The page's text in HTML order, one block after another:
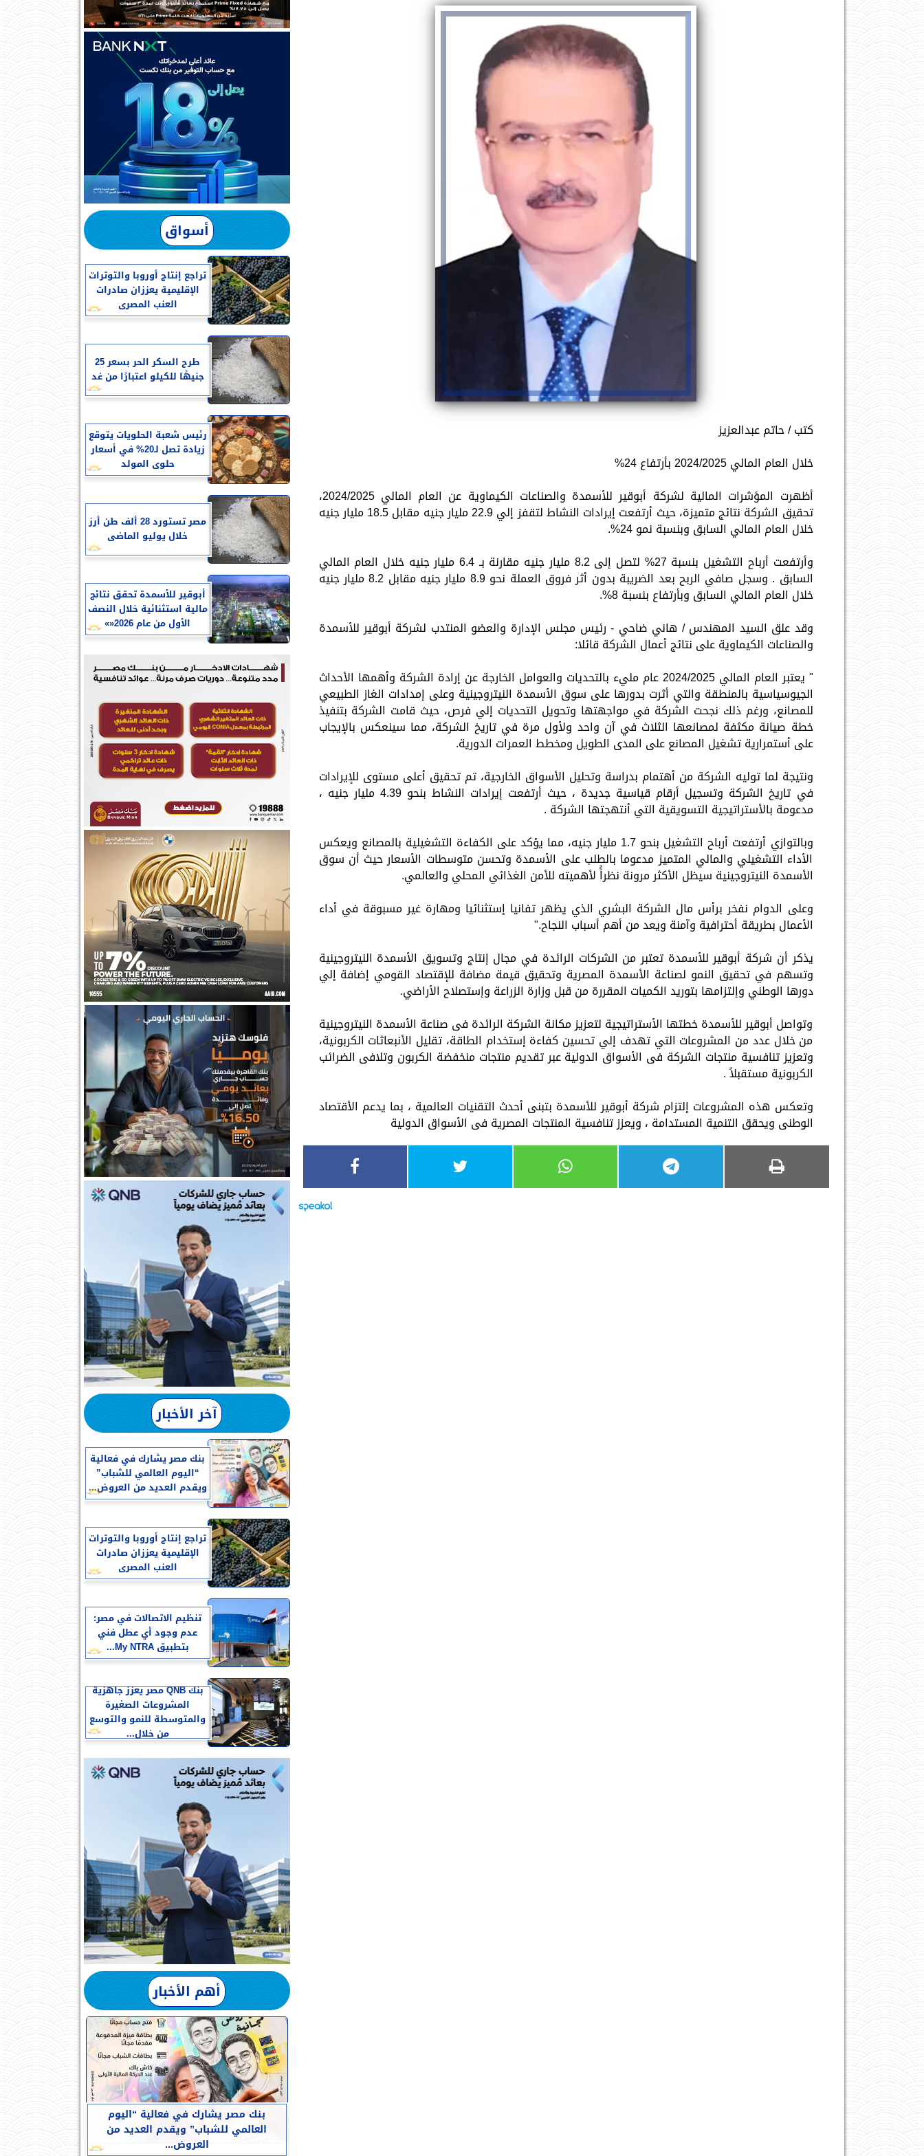
كتب / حاتم عبدالعزيز
خلال العام المالي 2024/2025 بأرتفاع 24%
أظهرت المؤشرات المالية لشركة أبوقير للأسمدة والصناعات الكيماوية عن العام المالي 2024/2025،
تحقيق الشركة نتائج متميزة، حيث أرتفعت إيرادات النشاط لتقفز إلي 22.9 مليار جنيه مقابل 18.5 مليار جنيه
خلال العام المالي السابق وبنسبة نمو 24%.
وأرتفعت أرباح التشغيل بنسبة 27% لتصل إلى 8.2 مليار جنيه مقارنة بـ 6.4 مليار جنيه خلال العام المالي
السابق . وسجل صافي الربح بعد الضريبة بدون أثر فروق العملة نحو 8.9 مليار جنيه مقابل 8.2 مليار جنيه
خلال العام المالي السابق وبأرتفاع بنسبة 8%.
وقد علق السيد المهندس / هاني ضاحي - رئيس مجلس الإدارة والعضو المنتدب لشركة أبوقير للأسمدة
والصناعات الكيماوية على نتائج أعمال الشركة قائلا:
" يعتبر العام المالي 2024/2025 عام مليء بالتحديات والعوامل الخارجة عن إرادة الشركة وأهمها الأحداث
الجيوسياسية بالمنطقة والتي أثرت بدورها على سوق الأسمدة النيتروجينية وعلى إمدادات الغاز الطبيعي
للمصانع، ورغم ذلك نجحت الشركة في مواجهتها وتحويل التحديات إلي فرص، حيث قامت الشركة بتنفيذ
خطة صيانة مكثفة لمصانعها الثلاث في آن واحد ولأول مرة في تاريخ الشركة، مما سينعكس بالإيجاب
على أستمرارية تشغيل المصانع على المدى الطويل ومخطط العمرات الدورية.
ونتيجة لما توليه الشركة من أهتمام بدراسة وتحليل الأسواق الخارجية، تم تحقيق أعلى مستوى للإيرادات
في تاريخ الشركة وتسجيل أرقام قياسية جديدة ، حيث أرتفعت إيرادات النشاط بنحو 4.39 مليار جنيه ،
مدعومة بالأستراتيجية التسويقية التي أنتهجتها الشركة .
وبالتوازي أرتفعت أرباح التشغيل بنحو 1.7 مليار جنيه، مما يؤكد على الكفاءة التشغيلية بالمصانع ويعكس
الأداء التشغيلي والمالي المتميز مدعوما بالطلب على الأسمدة وتحسن متوسطات الأسعار حيث أن سوق
الأسمدة النيتروجينية سيظل الأكثر مرونة نظراًً لأهميته للأمن الغذائي المحلي والعالمي.
وعلى الدوام نفخر برأس مال الشركة البشري الذي يظهر تفانيا إستثنائيا ومهارة غير مسبوقة في أداء
الأعمال بطريقة أحترافية وآمنة ويعد من أهم أسباب النجاح."
يذكر أن شركة أبوقير للأسمدة تعتبر من الشركات الرائدة في مجال إنتاج وتسويق الأسمدة النيتروجينية
وتسهم في تحقيق النمو لصناعة الأسمدة المصرية وتحقيق قيمة مضافة للإقتصاد القومي إضافة إلي
دورها الوطني وإلتزامها بتوريد الكميات المقررة من قبل وزارة الزراعة وإستصلاح الأراضي.
وتواصل أبوقير للأسمدة خطتها الأستراتيجية لتعزيز مكانة الشركة الرائدة فى صناعة الأسمدة النيتروجينية
من خلال عدد من المشروعات التي تهدف إلي تحسين كفاءة إستخدام الطاقة، تقليل الأنبعاثات الكربونية،
وتعزيز تنافسية منتجات الشركة فى الأسواق الدولية عبر تقديم منتجات منخفضة الكربون وتلافى الضرائب
الكربونية مستقبلاً .
وتعكس هذه المشروعات إلتزام شركة أبوقير للأسمدة بتبنى أحدث التقنيات العالمية ، بما يدعم الأقتصاد
الوطنى ويحقق التنمية المستدامة ، ويعزز تنافسية المنتجات المصرية فى الأسواق الدولية
أسواق
تراجع إنتاج أوروبا والتوترات
الإقليمية يعززان صادرات
العنب المصرى
طرح السكر الحر بسعر 25
جنيهًا للكيلو اعتبارًا من غد
رئيس شعبة الحلويات يتوقع
زيادة تصل لـ20% في أسعار
حلوى المولد
مصر تستورد 28 ألف طن أرز
خلال يوليو الماضى
أبوقير للأسمدة تحقق نتائج
مالية استثنائية خلال النصف
الأول من عام 2026«»
آخر الأخبار
بنك مصر يشارك في فعالية
“اليوم العالمي للشباب”
ويقدم العديد من العروض...
تراجع إنتاج أوروبا والتوترات
الإقليمية يعززان صادرات
العنب المصرى
تنظيم الاتصالات في مصر:
عدم وجود أي عطل فني
بتطبيق My NTRA...
بنك QNB مصر يعزز جاهزية
المشروعات الصغيرة
والمتوسطة للنمو والتوسع
من خلال...
أهم الأخبار
بنك مصر يشارك في فعالية “اليوم
العالمي للشباب” ويقدم العديد من
العروض...